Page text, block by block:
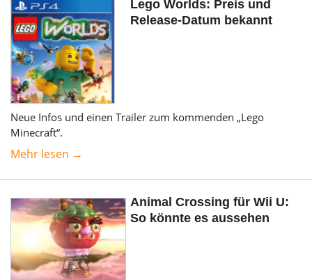
Lego Worlds: Preis und
Release-Datum bekannt
Neue Infos und einen Trailer zum kommenden „Lego
Minecraft“.
Mehr lesen →
Animal Crossing für Wii U:
So könnte es aussehen